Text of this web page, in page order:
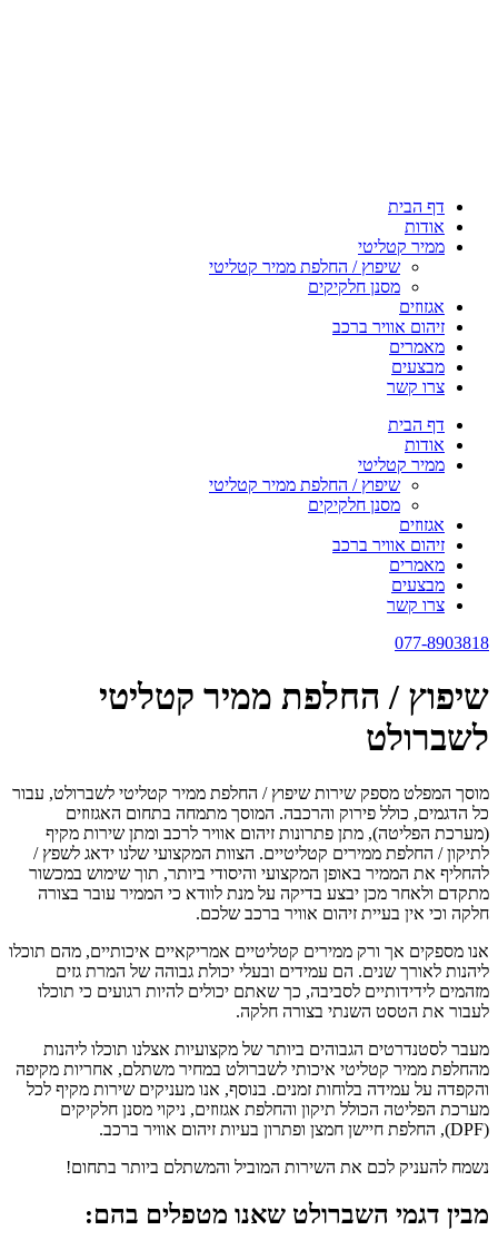
דף הבית
אודות
ממיר קטליטי
שיפוץ / החלפת ממיר קטליטי
מסנן חלקיקים
אגזוזים
זיהום אוויר ברכב
מאמרים
מבצעים
צרו קשר
דף הבית
אודות
ממיר קטליטי
שיפוץ / החלפת ממיר קטליטי
מסנן חלקיקים
אגזוזים
זיהום אוויר ברכב
מאמרים
מבצעים
צרו קשר
077-8903818
שיפוץ / החלפת ממיר קטליטי
לשברולט
מוסך המפלט מספק שירות שיפוץ / החלפת ממיר קטליטי לשברולט, עבור
כל הדגמים, כולל פירוק והרכבה. המוסך מתמחה בתחום האגזוזים
(מערכת הפליטה), מתן פתרונות זיהום אוויר לרכב ומתן שירות מקיף
לתיקון / החלפת ממירים קטליטיים. הצוות המקצועי שלנו ידאג לשפץ /
להחליף את הממיר באופן המקצועי והיסודי ביותר, תוך שימוש במכשור
מתקדם ולאחר מכן יבצע בדיקה על מנת לוודא כי הממיר עובר בצורה
חלקה וכי אין בעיית זיהום אוויר ברכב שלכם.
אנו מספקים אך ורק ממירים קטליטיים אמריקאיים איכותיים, מהם תוכלו
ליהנות לאורך שנים. הם עמידים ובעלי יכולת גבוהה של המרת גזים
מזהמים לידידותיים לסביבה, כך שאתם יכולים להיות רגועים כי תוכלו
לעבור את הטסט השנתי בצורה חלקה.
מעבר לסטנדרטים הגבוהים ביותר של מקצועיות אצלנו תוכלו ליהנות
מהחלפת ממיר קטליטי איכותי לשברולט במחיר משתלם, אחריות מקיפה
והקפדה על עמידה בלוחות זמנים. בנוסף, אנו מעניקים שירות מקיף לכל
מערכת הפליטה הכולל תיקון והחלפת אגזוזים, ניקוי מסנן חלקיקים
(DPF), החלפת חיישן חמצן ופתרון בעיות זיהום אוויר ברכב.
נשמח להעניק לכם את השירות המוביל והמשתלם ביותר בתחום!
מבין דגמי השברולט שאנו מטפלים בהם: